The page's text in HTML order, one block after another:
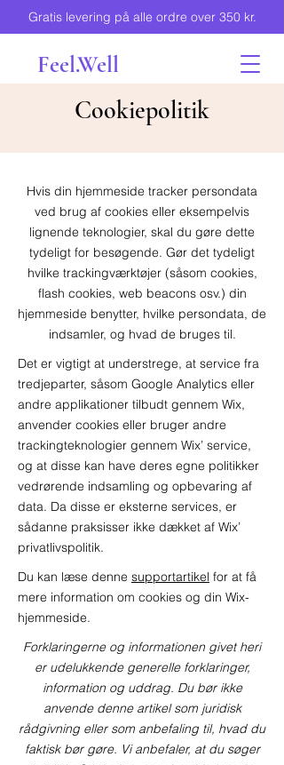
Gratis levering på alle ordre over 350 kr.
Feel.Well
Cookiepolitik
Hvis din hjemmeside tracker persondata
ved brug af cookies eller eksempelvis
lignende teknologier, skal du gøre dette
tydeligt for besøgende. Gør det tydeligt
hvilke trackingværktøjer (såsom cookies,
flash cookies, web beacons osv.) din
hjemmeside benytter, hvilke persondata, de
indsamler, og hvad de bruges til.
Det er vigtigt at understrege, at service fra
tredjeparter, såsom Google Analytics eller
andre applikationer tilbudt gennem Wix,
anvender cookies eller bruger andre
trackingteknologier gennem Wix’ service,
og at disse kan have deres egne politikker
vedrørende indsamling og opbevaring af
data. Da disse er eksterne services, er
sådanne praksisser ikke dækket af Wix’
privatlivspolitik.
Du kan læse denne supportartikel for at få
mere information om cookies og din Wix-
hjemmeside.
Forklaringerne og informationen givet heri
er udelukkende generelle forklaringer,
information og uddrag. Du bør ikke
anvende denne artikel som juridisk
rådgivning eller som anbefaling til, hvad du
faktisk bør gøre. Vi anbefaler, at du søger